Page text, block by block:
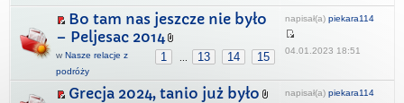
Bo tam nas jeszcze nie było
– Peljesac 2014
1 13 14 15
w Nasze relacje z
podróży
napisał(a) piekara114
04.01.2023 18:51
Grecja 2024, tanio już było napisał(a) piekara114